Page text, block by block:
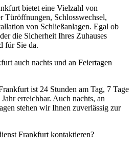
bietet eine Vielzahl von
Türöffnungen, Schlosswechsel,
von Schließanlagen. Egal ob
die Sicherheit Ihres Zuhauses
für Sie da.
auch nachts und an Feiertagen
ist 24 Stunden am Tag, 7 Tage
erreichbar. Auch nachts, an
stehen wir Ihnen zuverlässig zur
Frankfurt kontaktieren?